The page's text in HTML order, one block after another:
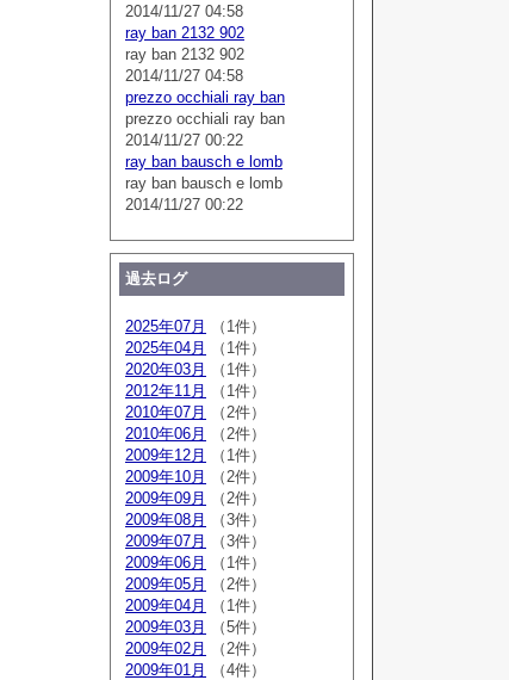
2014/11/27 04:58
ray ban 2132 902
ray ban 2132 902
2014/11/27 04:58
prezzo occhiali ray ban
prezzo occhiali ray ban
2014/11/27 00:22
ray ban bausch e lomb
ray ban bausch e lomb
2014/11/27 00:22
過去ログ
2025年07月
（1件）
2025年04月
（1件）
2020年03月
（1件）
2012年11月
（1件）
2010年07月
（2件）
2010年06月
（2件）
2009年12月
（1件）
2009年10月
（2件）
2009年09月
（2件）
2009年08月
（3件）
2009年07月
（3件）
2009年06月
（1件）
2009年05月
（2件）
2009年04月
（1件）
2009年03月
（5件）
2009年02月
（2件）
2009年01月
（4件）